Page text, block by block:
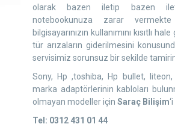
olarak bazen iletip bazen
notebookunuza zarar
bilgisayarınızın kullanımını kısıtlı
tür arızaların giderilmesini
servisimiz sorunsuz bir sekilde
Sony, Hp ,toshiba, Hp bullet,
marka adaptörlerinin kabloları
olmayan modeller için Saraç Bilişim
Tel: 0312 431 01 44